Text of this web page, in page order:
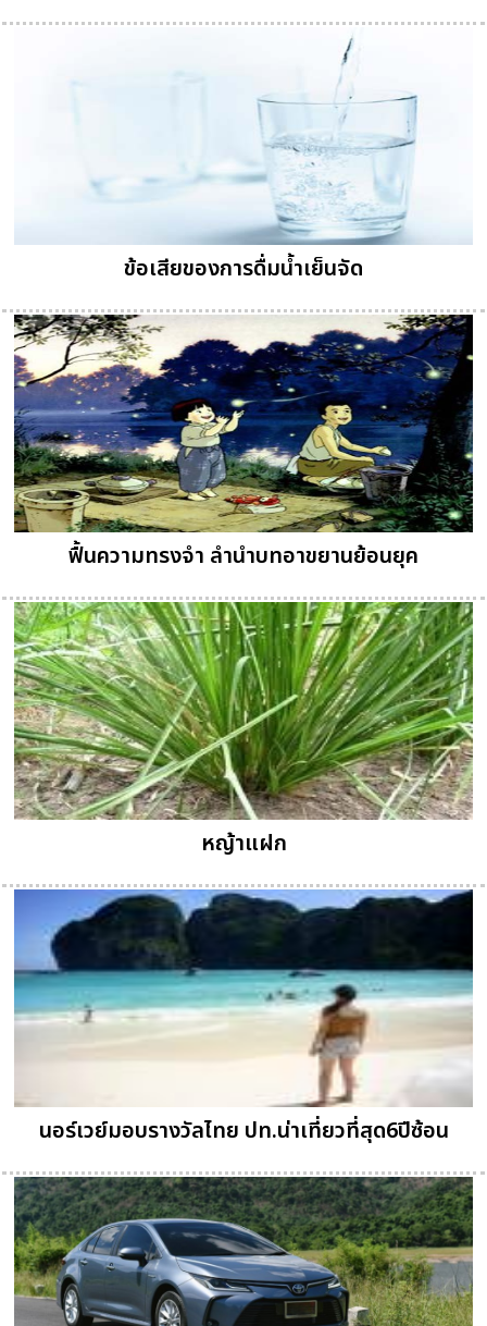
ข้อเสียของการดื่มน้ำเย็นจัด
ฟื้นความทรงจำ ลำนำบทอาขยานย้อนยุค
หญ้าแฝก
นอร์เวย์มอบรางวัลไทย ปท.น่าเที่ยวที่สุด6ปีซ้อน